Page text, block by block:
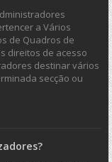
a Vários
de Quadros de
direitos de acesso
destinar vários
secção ou